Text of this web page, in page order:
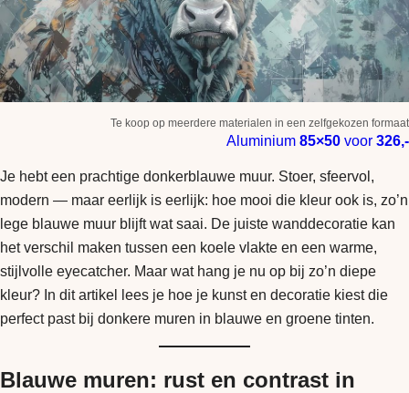
Te koop op meerdere materialen in een zelfgekozen formaat
Aluminium 85×50 voor 326,-
Je hebt een prachtige donkerblauwe muur. Stoer, sfeervol,
modern — maar eerlijk is eerlijk: hoe mooi die kleur ook is, zo’n
lege blauwe muur blijft wat saai. De juiste wanddecoratie kan
het verschil maken tussen een koele vlakte en een warme,
stijlvolle eyecatcher. Maar wat hang je nu op bij zo’n diepe
kleur? In dit artikel lees je hoe je kunst en decoratie kiest die
perfect past bij donkere muren in blauwe en groene tinten.
Blauwe muren: rust en contrast in